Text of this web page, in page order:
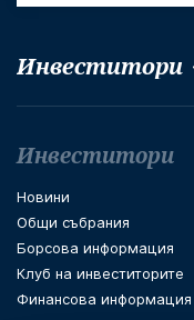
Инвеститори
Футър навигация
Инвеститори
Новини
Общи събрания
Борсова информация
Клуб на инвеститорите
Финансова информация